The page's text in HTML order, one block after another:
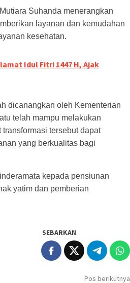
Suhanda menerangkan
layanan dan kemudahan
kesehatan.
Idul Fitri 1447 H, Ajak
dicanangkan oleh Kementerian
telah mampu melakukan
tersebut dapat
yang berkualitas bagi
kepada pensiunan
yatim dan pemberian
SEBARKAN
Pos berikutnya